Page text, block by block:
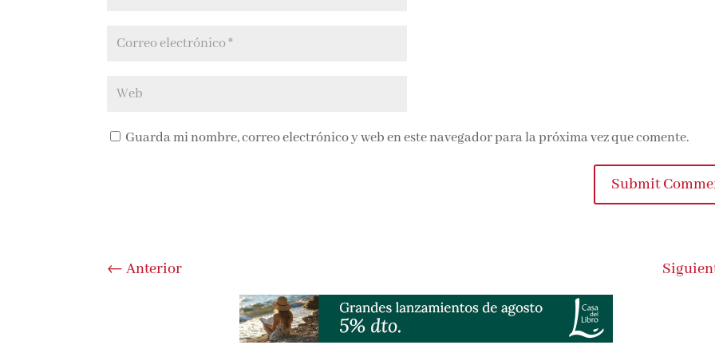
Guarda mi nombre, correo electrónico y web en este navegador para la próxima vez que comente.
Submit
← Anterior